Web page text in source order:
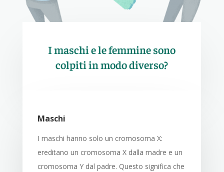
I maschi e le femmine sono
colpiti in modo diverso?
Maschi
I maschi hanno solo un cromosoma X:
ereditano un cromosoma X dalla madre e un
cromosoma Y dal padre. Questo significa che